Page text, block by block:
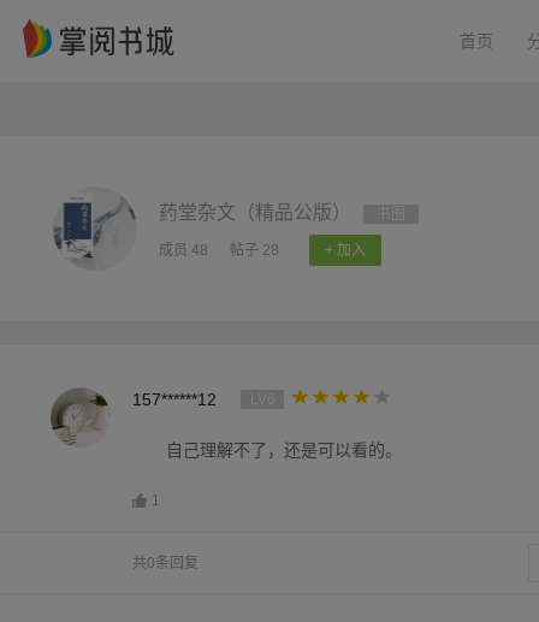
首页
药堂杂文（精品公版）
成员 48 帖子 28 + 加入
157******12
自己理解不了，还是可以看的。
1
共0条回复